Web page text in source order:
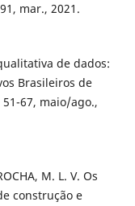
mar., 2021.
de dados:
Brasileiros de
51-67, maio/ago.,
M. L. V. Os
construção e